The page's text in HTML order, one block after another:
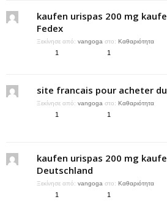
kaufen urispas 200 mg
Fedex
Ξεκίνησε από: vangoga στο: Καθαριότητα
1 1
site francais pour acheter
Ξεκίνησε από: vangoga στο: Καθαριότητα
1 1
kaufen urispas 200 mg
Deutschland
Ξεκίνησε από: vangoga στο: Καθαριότητα
1 1